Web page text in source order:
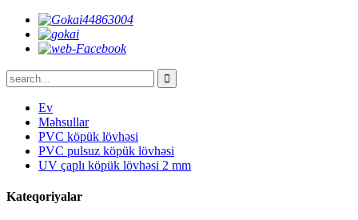
Ev
Məhsullar
PVC köpük lövhəsi
PVC pulsuz köpük lövhəsi
UV çaplı köpük lövhəsi 2 mm
Kateqoriyalar